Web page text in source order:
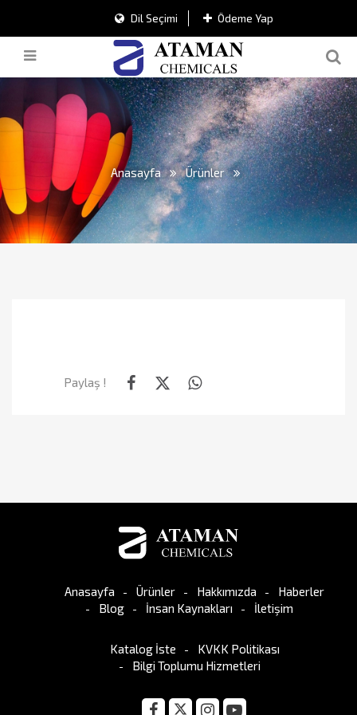
Dil Seçimi Ödeme Yap
Anasayfa Ürünler
Paylaş !
Anasayfa Ürünler Hakkımızda
Haberler
Blog
İnsan Kaynakları İletişim
Katalog İste
KVKK Politikası
Bilgi Toplumu Hizmetleri